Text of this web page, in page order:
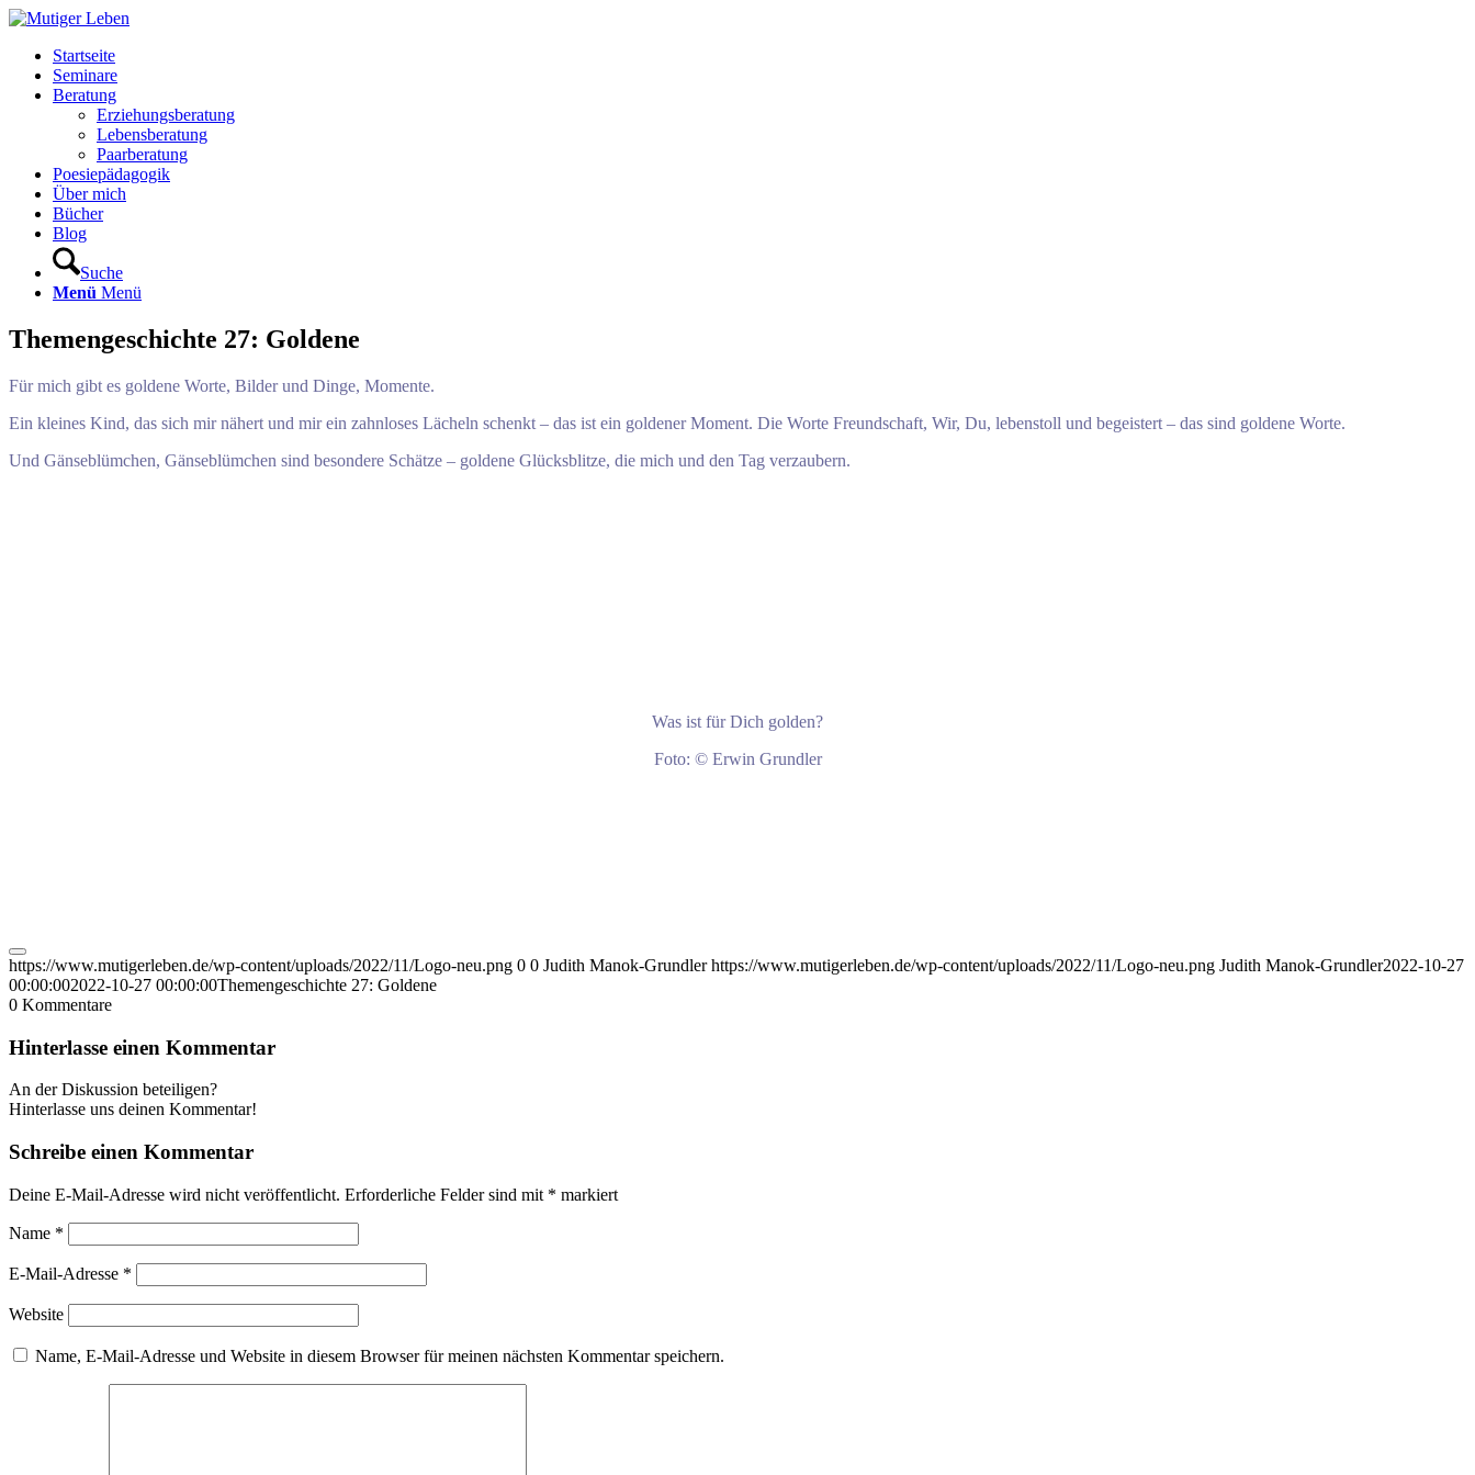
Startseite
Seminare
Beratung
Erziehungsberatung
Lebensberatung
Paarberatung
Poesiepädagogik
Über mich
Bücher
Blog
Suche
Menü Menü
Themengeschichte 27: Goldene
Für mich gibt es goldene Worte, Bilder und Dinge, Momente.
Ein kleines Kind, das sich mir nähert und mir ein zahnloses Lächeln schenkt – das ist ein goldener Moment. Die Worte Freundschaft, Wir, Du, lebenstoll und begeistert – das sind goldene Worte.
Und Gänseblümchen, Gänseblümchen sind besondere Schätze – goldene Glücksblitze, die mich und den Tag verzaubern.
Was ist für Dich golden?
Foto: © Erwin Grundler
https://www.mutigerleben.de/wp-content/uploads/2022/11/Logo-neu.png 0 0 Judith Manok-Grundler https://www.mutigerleben.de/wp-content/uploads/2022/11/Logo-neu.png Judith Manok-Grundler2022-10-27
00:00:002022-10-27 00:00:00Themengeschichte 27: Goldene
0 Kommentare
Hinterlasse einen Kommentar
An der Diskussion beteiligen?
Hinterlasse uns deinen Kommentar!
Schreibe einen Kommentar
Deine E-Mail-Adresse wird nicht veröffentlicht. Erforderliche Felder sind mit * markiert
Name *
E-Mail-Adresse *
Website
Name, E-Mail-Adresse und Website in diesem Browser für meinen nächsten Kommentar speichern.